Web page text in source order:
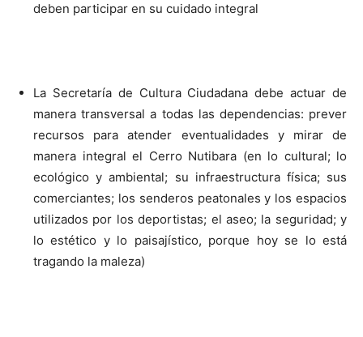
deben participar en su cuidado integral
La Secretaría de Cultura Ciudadana debe actuar de
manera transversal a todas las dependencias: prever
recursos para atender eventualidades y mirar de
manera integral el Cerro Nutibara (en lo cultural; lo
ecológico y ambiental; su infraestructura física; sus
comerciantes; los senderos peatonales y los espacios
utilizados por los deportistas; el aseo; la seguridad; y
lo estético y lo paisajístico, porque hoy se lo está
tragando la maleza)